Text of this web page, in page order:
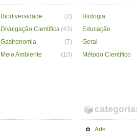
Biodiversidade (2)
Biologia
Divulgação Científica (43)
Educação
Gastronomia (7)
Geral
Meio Ambiente (10)
Método Científico
Arte